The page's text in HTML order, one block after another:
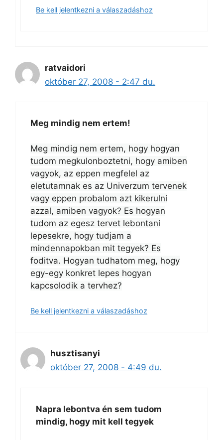
Be kell jelentkezni a válaszadáshoz
ratvaidori
október 27, 2008 - 2:47 du.
Meg mindig nem ertem!
Meg mindig nem ertem, hogy hogyan
tudom megkulonboztetni, hogy amiben
vagyok, az eppen megfelel az
eletutamnak es az Univerzum tervenek
vagy eppen probalom azt kikerulni
azzal, amiben vagyok? Es hogyan
tudom az egesz tervet lebontani
lepesekre, hogy tudjam a
mindennapokban mit tegyek? Es
foditva. Hogyan tudhatom meg, hogy
egy-egy konkret lepes hogyan
kapcsolodik a tervhez?
Be kell jelentkezni a válaszadáshoz
husztisanyi
október 27, 2008 - 4:49 du.
Napra lebontva én sem tudom
mindig, hogy mit kell tegyek